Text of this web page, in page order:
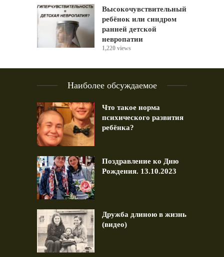
Высокочувствительный
ребёнок или синдром
ранней детской
невропатии
1,220 views
Наиболее обсуждаемое
Что такое норма
психического развития
ребёнка?
Поздравление ко Дню
Рождения. 13.10.2023
Дружба длиною в жизнь
(видео)